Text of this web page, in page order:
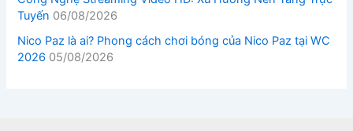
Tuyến 06/08/2026
Nico Paz là ai? Phong cách chơi bóng của Nico Paz tại WC
2026 05/08/2026